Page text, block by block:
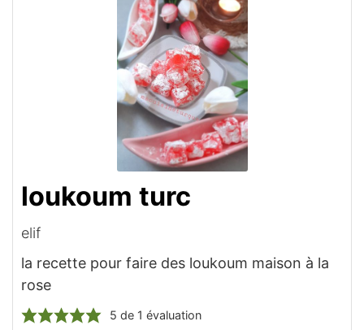
loukoum turc
elif
la recette pour faire des loukoum maison à la
rose
5 de 1 évaluation